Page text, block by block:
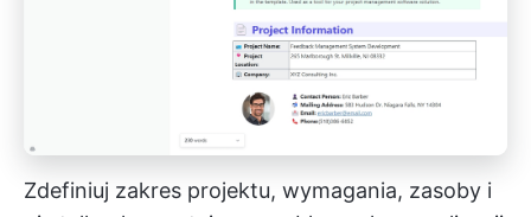
Zdefiniuj zakres projektu, wymagania, zasoby i